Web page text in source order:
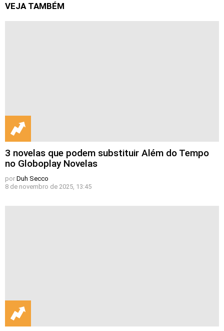
VEJA TAMBÉM
3 novelas que podem substituir Além do Tempo
no Globoplay Novelas
por Duh Secco
8 de novembro de 2025, 13:45